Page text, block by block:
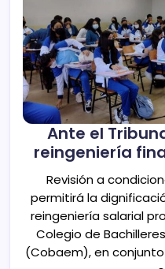
Ante el
reingeniería
Revisión a
permitirá la
reingeniería salarial
Colegio de
(Cobaem), en